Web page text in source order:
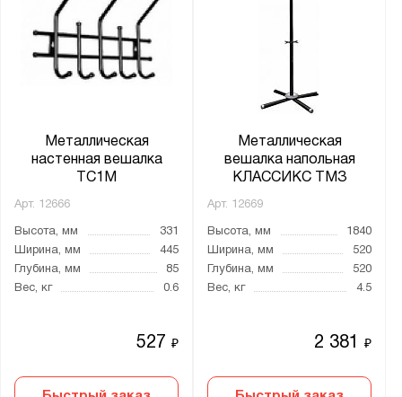
Металлическая
настенная вешалка
ТС1М
Арт. 12666
Высота, мм
331
Ширина, мм
445
Глубина, мм
85
Вес, кг
0.6
527₽
Металлическая
вешалка напольная
КЛАССИКС ТМЗ
Арт. 12669
Высота, мм
1840
Ширина, мм
520
Глубина, мм
520
Вес, кг
4.5
2 381₽